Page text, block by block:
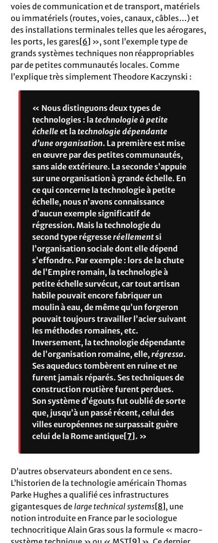
voies de communication et de transport, matériels
ou immatériels (routes, voies, canaux, câbles…) et
des installations terminales telles que les aérogares,
les ports, les gares[6] », sont l’exemple type de
grands systèmes techniques non réappropriables
par de petites communautés locales. Comme
l’explique très simplement Theodore Kaczynski :
« Nous distinguons deux types de
technologies : la technologie à petite
échelle et la technologie dépendante
d’une organisation. La première est mise
en œuvre par des petites communautés,
sans aide extérieure. La seconde s’appuie
sur une organisation à grande échelle. En
ce qui concerne la technologie à petite
échelle, nous n’avons connaissance
d’aucun exemple significatif de
régression. Mais la technologie du
second type régresseréellementsi
l’organisation sociale dont elle dépend
s’effondre. Par exemple : lors de la chute
de l’Empire romain, la technologie à
petite échelle survécut, car tout artisan
habile pouvait encore fabriquer un
moulin à eau, de même qu’un forgeron
pouvait toujours travailler l’acier suivant
les méthodes romaines, etc.
Inversement, la technologie dépendante
de l’organisation romaine, elle,régressa.
Ses aqueducs tombèrent en ruine et ne
furent jamais réparés. Ses techniques de
construction routière furent perdues.
Son système d’égouts fut oublié de sorte
que, jusqu’à un passé récent, celui des
villes européennes ne surpassait guère
celui de la Rome antique[7]. »
D’autres observateurs abondent en ce sens.
L’historien de la technologie américain Thomas
Parke Hughes a qualifié ces infrastructures
gigantesques de large technical systems[8], une
notion introduite en France par le sociologue
technocritique Alain Gras sous la formule « macro-